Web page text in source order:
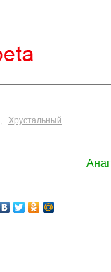
, Хрустальный